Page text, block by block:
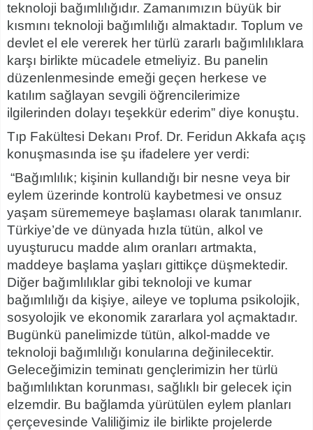
teknoloji bağımlılığıdır. Zamanımızın büyük bir
kısmını teknoloji bağımlılığı almaktadır. Toplum ve
devlet el ele vererek her türlü zararlı bağımlılıklara
karşı birlikte mücadele etmeliyiz. Bu panelin
düzenlenmesinde emeği geçen herkese ve
katılım sağlayan sevgili öğrencilerimize
ilgilerinden dolayı teşekkür ederim” diye konuştu.
Tıp Fakültesi Dekanı Prof. Dr. Feridun Akkafa açış
konuşmasında ise şu ifadelere yer verdi:
“Bağımlılık; kişinin kullandığı bir nesne veya bir
eylem üzerinde kontrolü kaybetmesi ve onsuz
yaşam sürememeye başlaması olarak tanımlanır.
Türkiye’de ve dünyada hızla tütün, alkol ve
uyuşturucu madde alım oranları artmakta,
maddeye başlama yaşları gittikçe düşmektedir.
Diğer bağımlılıklar gibi teknoloji ve kumar
bağımlılığı da kişiye, aileye ve topluma psikolojik,
sosyolojik ve ekonomik zararlara yol açmaktadır.
Bugünkü panelimizde tütün, alkol-madde ve
teknoloji bağımlılığı konularına değinilecektir.
Geleceğimizin teminatı gençlerimizin her türlü
bağımlılıktan korunması, sağlıklı bir gelecek için
elzemdir. Bu bağlamda yürütülen eylem planları
çerçevesinde Valiliğimiz ile birlikte projelerde